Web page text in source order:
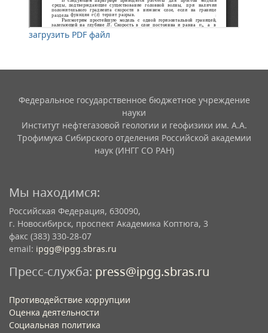
загрузить PDF файл
Федеральное государственное бюджетное учреждение
науки
Институт нефтегазовой геологии и геофизики им. А.А.
Трофимука Сибирского отделения Российской академии
наук (ИНГГ СО РАН)
Мы находимся:
Российская Федерация, 630090,
г. Новосибирск, проспект Академика Коптюга, 3
факс (383) 330-28-07
email: ipgg@ipgg.sbras.ru
Пресс-служба: press@ipgg.sbras.ru
Противодействие коррупции
Оценка деятельности
Социальная политика